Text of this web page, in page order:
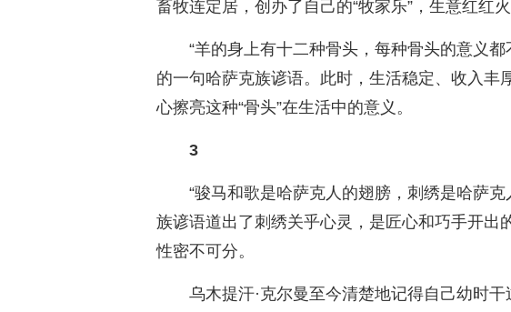
畜牧连定居，创办了自己的“牧家乐”，生意红红火
“羊的身上有十二种骨头，每种骨头的意义
的一句哈萨克族谚语。此时，生活稳定、收入丰
心擦亮这种“骨头”在生活中的意义。
3
“骏马和歌是哈萨克人的翅膀，刺绣是哈萨
族谚语道出了刺绣关乎心灵，是匠心和巧手开出
性密不可分。
乌木提汗·克尔曼至今清楚地记得自己幼时